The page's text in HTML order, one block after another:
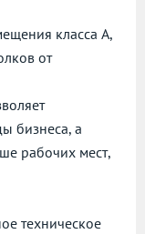
класса А,
от
бизнеса, а
рабочих мест,
техническое